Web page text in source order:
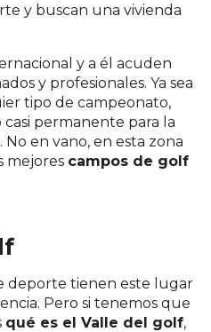
y buscan una vivienda
y a él acuden
y profesionales. Ya sea
tipo de campeonato,
permanente para la
en vano, en esta zona
mejores campos de golf
deporte tienen este lugar
Pero si tenemos que
qué es el Valle del golf,